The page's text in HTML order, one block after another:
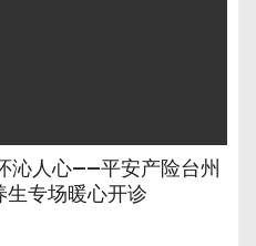
沁人心——平安产险台州
生专场暖心开诊